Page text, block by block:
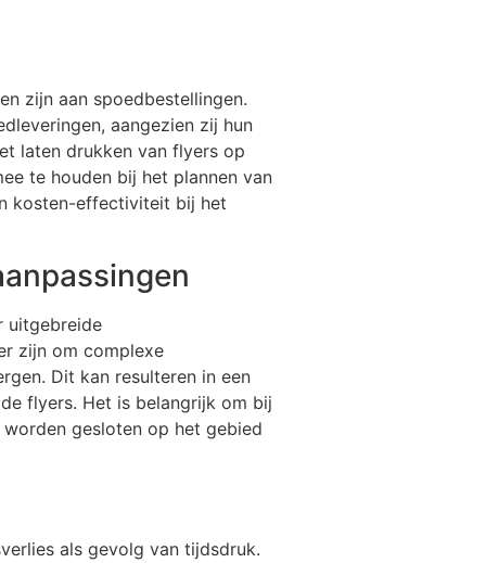
zijn aan spoedbestellingen.
aangezien zij hun
laten drukken van flyers op
te houden bij het plannen van
kosten-effectiviteit bij het
uitgebreide
zijn om complexe
Dit kan resulteren in een
flyers. Het is belangrijk om bij
gesloten op het gebied
als gevolg van tijdsdruk.